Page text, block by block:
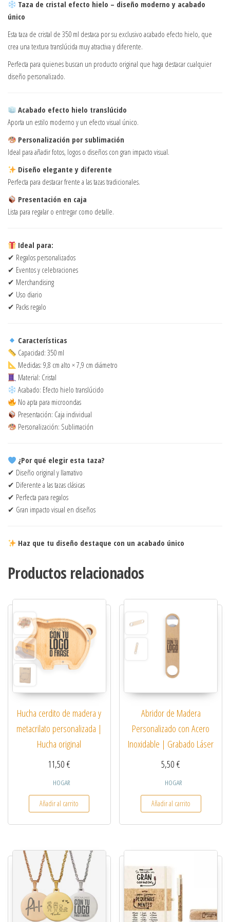
Taza de cristal efecto hielo – diseño moderno y acabado
único
Esta taza de cristal de 350 ml destaca por su exclusivo acabado efecto hielo, que
crea una textura translúcida muy atractiva y diferente.
Perfecta para quienes buscan un producto original que haga destacar cualquier
diseño personalizado.
Acabado efecto hielo translúcido
Aporta un estilo moderno y un efecto visual único.
Personalización por sublimación
Ideal para añadir fotos, logos o diseños con gran impacto visual.
Diseño elegante y diferente
Perfecta para destacar frente a las tazas tradicionales.
Presentación en caja
Lista para regalar o entregar como detalle.
Ideal para:
✔ Regalos personalizados
✔ Eventos y celebraciones
✔ Merchandising
✔ Uso diario
✔ Packs regalo
Características
Capacidad: 350 ml
Medidas: 9,8 cm alto × 7,9 cm diámetro
Material: Cristal
Acabado: Efecto hielo translúcido
No apta para microondas
Presentación: Caja individual
Personalización: Sublimación
¿Por qué elegir esta taza?
✔ Diseño original y llamativo
✔ Diferente a las tazas clásicas
✔ Perfecta para regalos
✔ Gran impacto visual en diseños
Haz que tu diseño destaque con un acabado único
Productos relacionados
Hucha cerdito de madera y
metacrilato personalizada |
Hucha original
11,50€
HOGAR
Añadir al carrito
Abridor de Madera
Personalizado con Acero
Inoxidable | Grabado Láser
5,50€
HOGAR
Añadir al carrito